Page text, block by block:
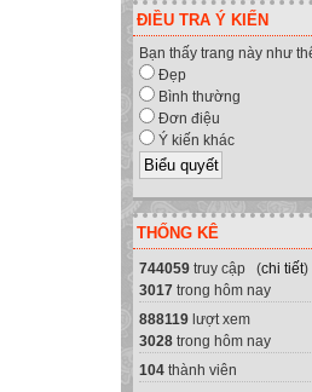
ĐIỀU TRA Ý KIẾN
Bạn thấy trang này như
Đẹp
Bình thường
Đơn điệu
Ý kiến khác
THỐNG KÊ
744059 truy cập (chi tiết)
3017 trong hôm nay
888119 lượt xem
3028 trong hôm nay
104 thành viên